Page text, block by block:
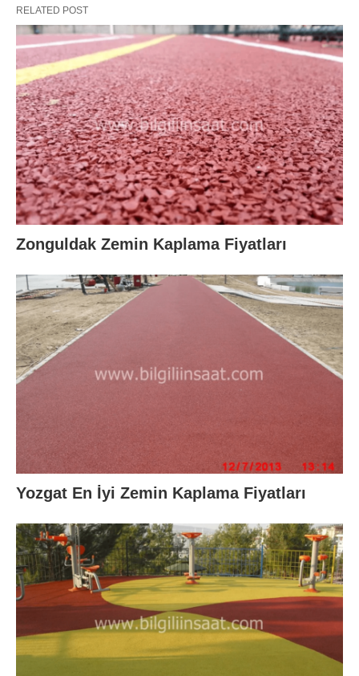
RELATED POST
Zonguldak Zemin Kaplama Fiyatları
Yozgat En İyi Zemin Kaplama Fiyatları